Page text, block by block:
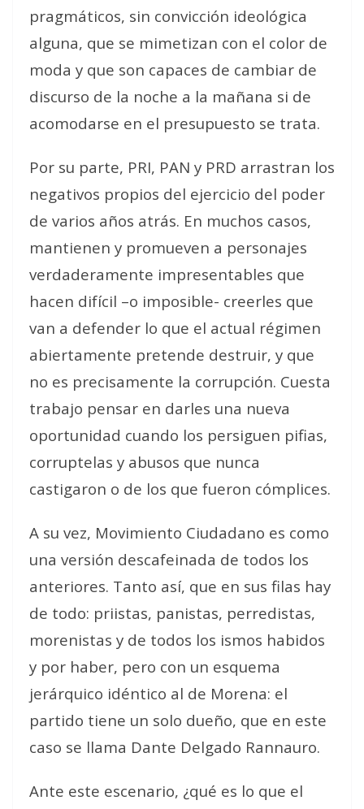
pragmáticos, sin convicción ideológica
alguna, que se mimetizan con el color de
moda y que son capaces de cambiar de
discurso de la noche a la mañana si de
acomodarse en el presupuesto se trata.
Por su parte, PRI, PAN y PRD arrastran los
negativos propios del ejercicio del poder
de varios años atrás. En muchos casos,
mantienen y promueven a personajes
verdaderamente impresentables que
hacen difícil –o imposible- creerles que
van a defender lo que el actual régimen
abiertamente pretende destruir, y que
no es precisamente la corrupción. Cuesta
trabajo pensar en darles una nueva
oportunidad cuando los persiguen pifias,
corruptelas y abusos que nunca
castigaron o de los que fueron cómplices.
A su vez, Movimiento Ciudadano es como
una versión descafeinada de todos los
anteriores. Tanto así, que en sus filas hay
de todo: priistas, panistas, perredistas,
morenistas y de todos los ismos habidos
y por haber, pero con un esquema
jerárquico idéntico al de Morena: el
partido tiene un solo dueño, que en este
caso se llama Dante Delgado Rannauro.
Ante este escenario, ¿qué es lo que el